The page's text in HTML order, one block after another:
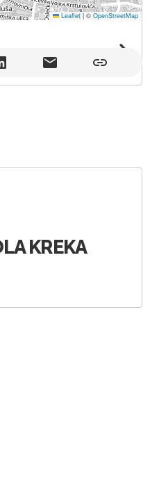
Leaflet |© OpenStreetMap
KREKA